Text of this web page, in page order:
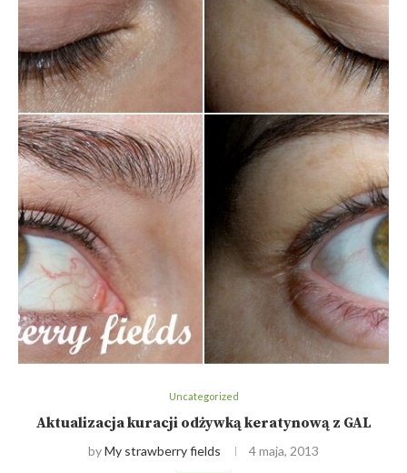
Uncategorized
Aktualizacja kuracji odżywką keratynową z GAL
byMy strawberry fields 4 maja, 2013